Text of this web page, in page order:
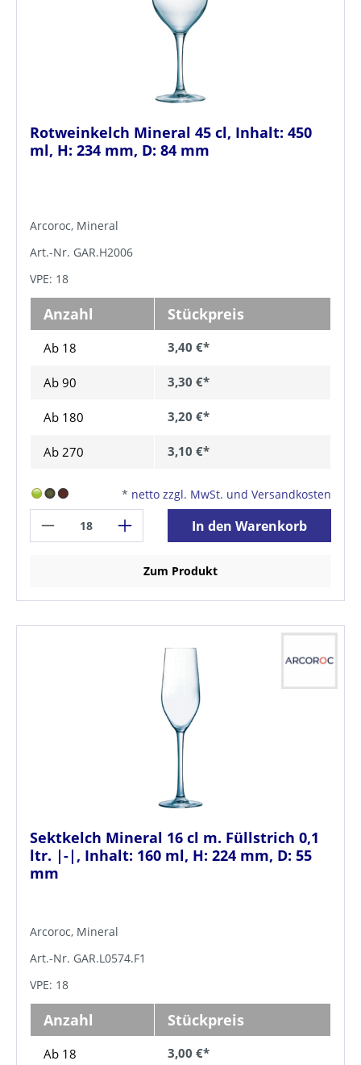
Rotweinkelch Mineral 45 cl, Inhalt: 450
ml, H: 234 mm, D: 84 mm
Arcoroc, Mineral
Art.-Nr. GAR.H2006
VPE: 18
Anzahl Stückpreis
Ab 18 3,40 €*
Ab 90 3,30 €*
Ab 180 3,20 €*
Ab 270 3,10 €*
* netto zzgl. MwSt. und Versandkosten
In den Warenkorb
Zum Produkt
Sektkelch Mineral 16 cl m. Füllstrich 0,1
ltr. |-|, Inhalt: 160 ml, H: 224 mm, D: 55
mm
Arcoroc, Mineral
Art.-Nr. GAR.L0574.F1
VPE: 18
Anzahl Stückpreis
Ab 18 3,00 €*